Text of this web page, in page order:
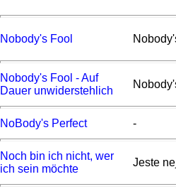
Nobody's Fool
Nobody's Fool - Auf
Dauer unwiderstehlich
NoBody's Perfect -
Noch bin ich nicht, wer
ich sein möchte
Jeste